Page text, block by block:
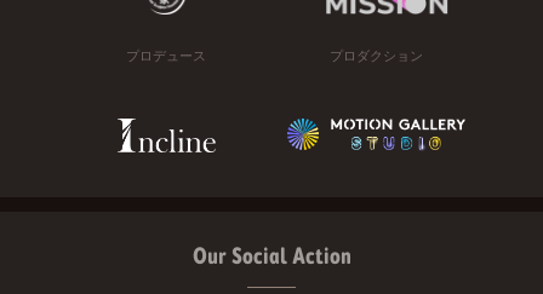
プロデュース プロダクション
Our Social Action